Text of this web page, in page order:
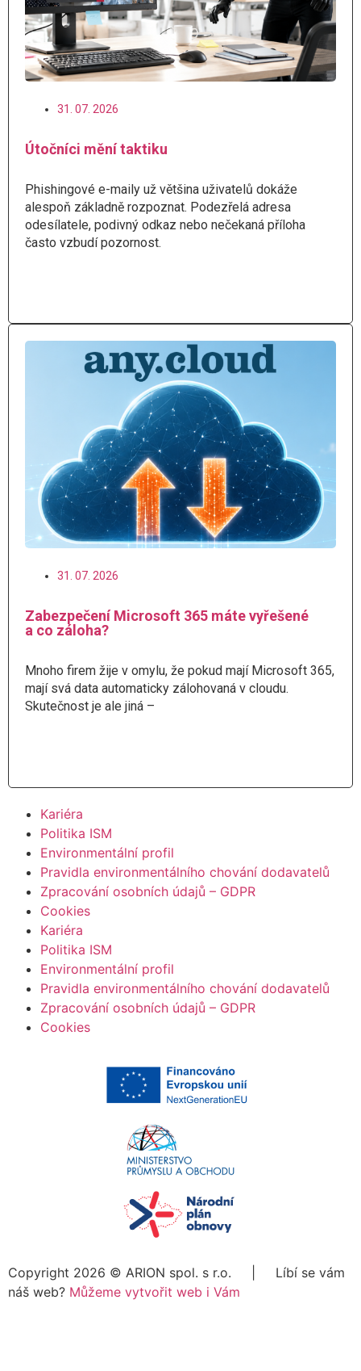
31. 07. 2026
Útočníci mění taktiku
Phishingové e-maily už většina uživatelů dokáže
alespoň základně rozpoznat. Podezřelá adresa
odesílatele, podivný odkaz nebo nečekaná příloha
často vzbudí pozornost.
31. 07. 2026
Zabezpečení Microsoft 365 máte vyřešené
a co záloha?
Mnoho firem žije v omylu, že pokud mají Microsoft 365,
mají svá data automaticky zálohovaná v cloudu.
Skutečnost je ale jiná –
Kariéra
Politika ISM
Environmentální profil
Pravidla environmentálního chování dodavatelů
Zpracování osobních údajů – GDPR
Cookies
Kariéra
Politika ISM
Environmentální profil
Pravidla environmentálního chování dodavatelů
Zpracování osobních údajů – GDPR
Cookies
Copyright 2026 © ARION spol. s r.o. | Líbí se vám
náš web? Můžeme vytvořit web i Vám